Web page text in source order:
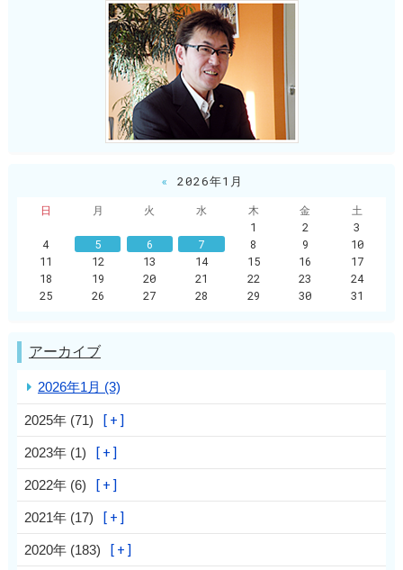
« 2026年1月
日
月 火 水 木 金
土
1
2
3
4
5 6 7 8 9
10
11
12 13 14 15 16
17
18
19 20 21 22 23
24
25
26 27 28 29 30 31
アーカイブ
2026年1月 (3)
2025年 (71)
2023年 (1)
2022年 (6)
2021年 (17)
2020年 (183)